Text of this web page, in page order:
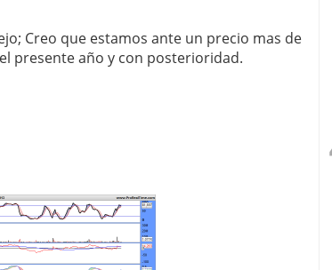
Creo que estamos ante un precio mas de
presente año y con posterioridad.